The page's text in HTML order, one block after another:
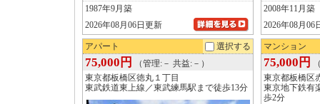
1987年9月築
2026年08月06日更新
2008年11月築
2026年08月06
アパート 選択する
75,000円
（管理:－ 共益:－）
東京都板橋区徳丸１丁目
東武鉄道東上線／東武練馬駅まで徒歩13分
マンション
75,000円
東京都板橋区
東京地下鉄有
歩2分